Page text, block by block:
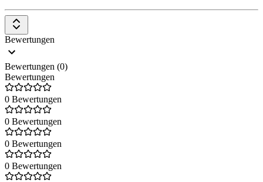
Bewertungen
Bewertungen (0)
Bewertungen
0 Bewertungen
0 Bewertungen
0 Bewertungen
0 Bewertungen